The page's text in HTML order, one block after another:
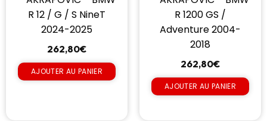
R 12 / G / S NineT
2024-2025
262,80€
AJOUTER AU PANIER
R 1200 GS /
Adventure 2004-
2018
262,80€
AJOUTER AU PANIER